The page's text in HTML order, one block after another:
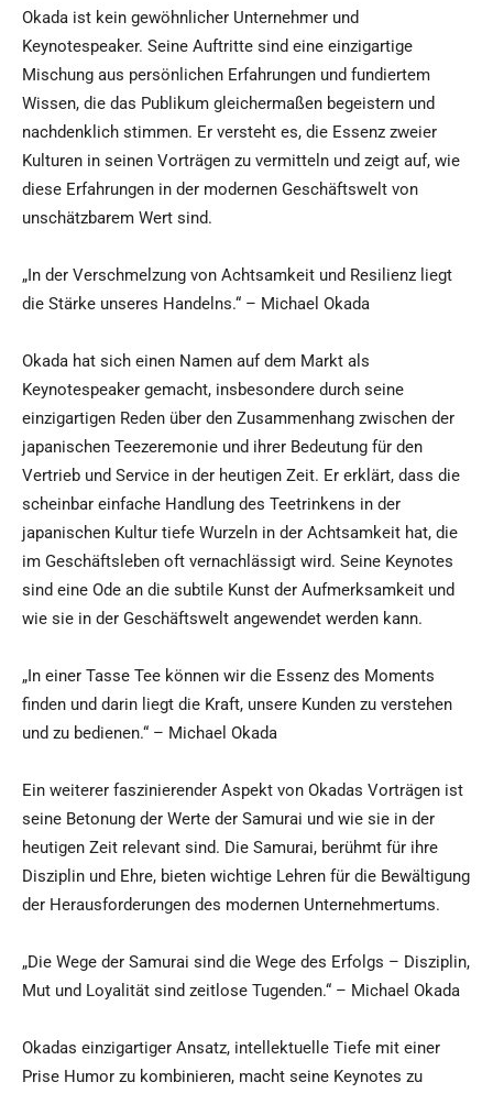
Okada ist kein gewöhnlicher Unternehmer und
Keynotespeaker. Seine Auftritte sind eine einzigartige
Mischung aus persönlichen Erfahrungen und fundiertem
Wissen, die das Publikum gleichermaßen begeistern und
nachdenklich stimmen. Er versteht es, die Essenz zweier
Kulturen in seinen Vorträgen zu vermitteln und zeigt auf, wie
diese Erfahrungen in der modernen Geschäftswelt von
unschätzbarem Wert sind.
„In der Verschmelzung von Achtsamkeit und Resilienz liegt
die Stärke unseres Handelns.“ – Michael Okada
Okada hat sich einen Namen auf dem Markt als
Keynotespeaker gemacht, insbesondere durch seine
einzigartigen Reden über den Zusammenhang zwischen der
japanischen Teezeremonie und ihrer Bedeutung für den
Vertrieb und Service in der heutigen Zeit. Er erklärt, dass die
scheinbar einfache Handlung des Teetrinkens in der
japanischen Kultur tiefe Wurzeln in der Achtsamkeit hat, die
im Geschäftsleben oft vernachlässigt wird. Seine Keynotes
sind eine Ode an die subtile Kunst der Aufmerksamkeit und
wie sie in der Geschäftswelt angewendet werden kann.
„In einer Tasse Tee können wir die Essenz des Moments
finden und darin liegt die Kraft, unsere Kunden zu verstehen
und zu bedienen.“ – Michael Okada
Ein weiterer faszinierender Aspekt von Okadas Vorträgen ist
seine Betonung der Werte der Samurai und wie sie in der
heutigen Zeit relevant sind. Die Samurai, berühmt für ihre
Disziplin und Ehre, bieten wichtige Lehren für die Bewältigung
der Herausforderungen des modernen Unternehmertums.
„Die Wege der Samurai sind die Wege des Erfolgs – Disziplin,
Mut und Loyalität sind zeitlose Tugenden.“ – Michael Okada
Okadas einzigartiger Ansatz, intellektuelle Tiefe mit einer
Prise Humor zu kombinieren, macht seine Keynotes zu